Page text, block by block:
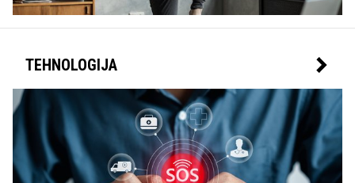
TEHNOLOGIJA